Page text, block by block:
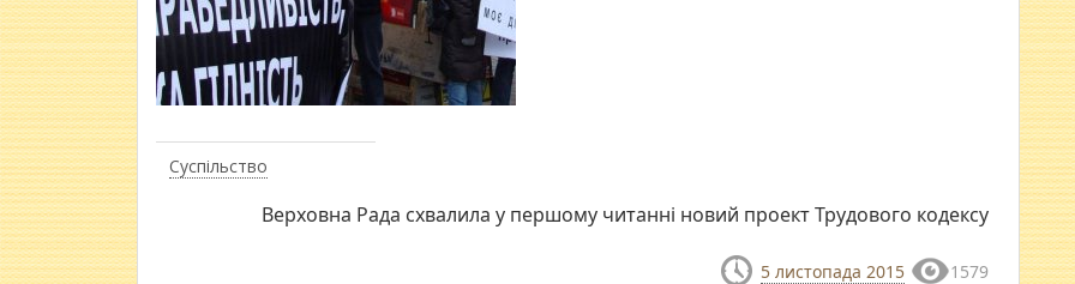
Суспільство
Верховна Рада схвалила у першому читанні новий проект Трудового кодексу
5 листопада 2015 1579